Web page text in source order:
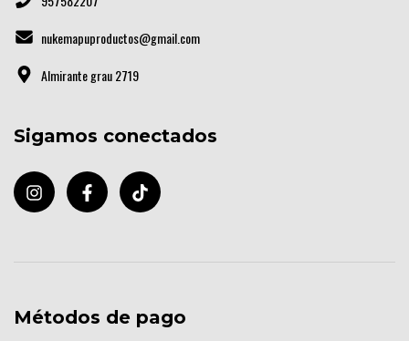
nukemapuproductos@gmail.com
Almirante grau 2719
Sigamos conectados
Métodos de pago